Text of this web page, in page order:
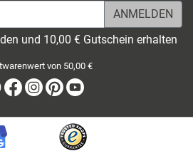
und 10,00 € Gutschein erhalten
von 50,00 €
BlogFacebook
Instagram
Pinterest